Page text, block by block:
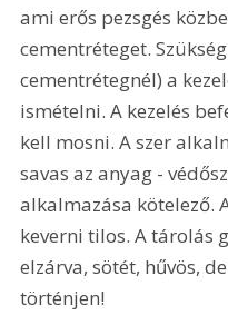
ami erős pezsgés
cementréteget.
cementrétegnél) a
ismételni. A kezelés
kell mosni. A szer
savas az anyag -
alkalmazása kötelező.
keverni tilos. A tárolás
elzárva, sötét, hűvös,
történjen!